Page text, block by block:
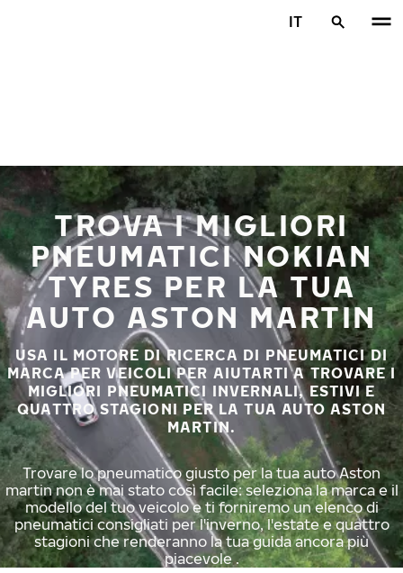
IT
TROVA I MIGLIORI
PNEUMATICI NOKIAN
TYRES PER LA TUA
AUTO ASTON MARTIN
USA IL MOTORE DI RICERCA DI PNEUMATICI DI
MARCA PER VEICOLI PER AIUTARTI A TROVARE I
MIGLIORI PNEUMATICI INVERNALI, ESTIVI E
QUATTRO STAGIONI PER LA TUA AUTO ASTON
MARTIN.
Trovare lo pneumatico giusto per la tua auto Aston
martin non è mai stato così facile: seleziona la marca e il
modello del tuo veicolo e ti forniremo un elenco di
pneumatici consigliati per l'inverno, l'estate e quattro
stagioni che renderanno la tua guida ancora più
piacevole .